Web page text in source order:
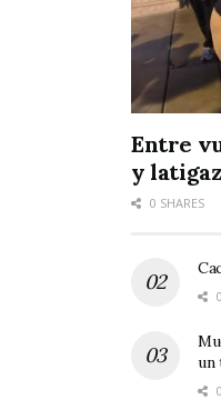
Entre
y
0 SHARES
un